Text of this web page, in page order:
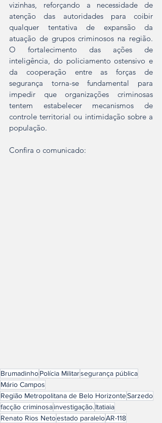
vizinhas, reforçando a necessidade de
atenção das autoridades para coibir
qualquer tentativa de expansão da
atuação de grupos criminosos na região.
O fortalecimento das ações de
inteligência, do policiamento ostensivo e
da cooperação entre as forças de
segurança torna-se fundamental para
impedir que organizações criminosas
tentem estabelecer mecanismos de
controle territorial ou intimidação sobre a
população.
Confira o comunicado:
BrumadinhoPolícia Militarsegurança pública
Mário Campos
Região Metropolitana de Belo HorizonteSarzedo
facção criminosainvestigação.Itatiaia
Renato Rios Netoestado paraleloAR-118